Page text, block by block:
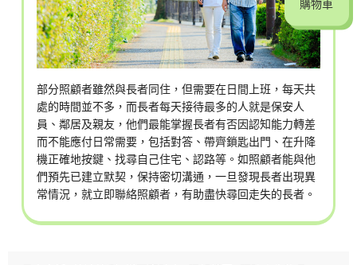
部分照顧者雖然與長者同住，但需要在日間上班，每天共
處的時間並不多，而長者每天接待最多的人就是保安人
員、鄰居及親友，他們最能掌握長者有否因認知能力轉差
而不能應付日常需要，包括對答、帶齊鎖匙出門、在升降
機正確地按鍵、找尋自己住宅、認路等。如照顧者能與他
們預先已建立默契，保持密切溝通，一旦發現長者出現異
常情況，就立即聯絡照顧者，有助盡快尋回走失的長者。
購物車